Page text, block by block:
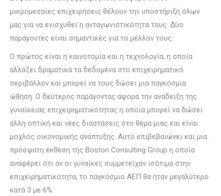
μικρομεσαίες επιχειρήσεις θέλουν την υποστήριξη όλων
μας για να ενισχυθεί η ανταγωνιστικότητα τους. Δύο
παράγοντες είναι σημαντικές για το μέλλον τους:
Ο πρώτος είναι η καινοτομία και η τεχνολογία, η οποία
αλλάζει δραματικά τα δεδομένα στο επιχειρηματικό
περιβάλλον και μπορεί να τους δώσει μια παγκόσμια
ώθηση. Ο δεύτερος παράγοντας αφορά την ανάδειξη της
γυναίκειας επιχειρηματικότητας η οποία μπορεί να δώσει
άλλη οπτική και νέες διαστάσεις στο θέμα μιας και είναι
μοχλός οικονομικής ανάπτυξης. Αυτό επιβεβαιώνει και μια
πρόσφατη έκθεση της Boston Consulting Group η οποία
αναφέρει ότι αν οι γυναίκες συμμετείχαν ισότιμα στην
επιχειρηματικότητα, το παγκόσμιο ΑΕΠ θα ήταν μεγαλύτερο
κατά 3 με 6%.